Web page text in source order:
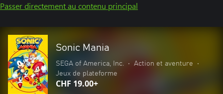
Passer directement au contenu principal
Sonic Mania
SEGA of America, Inc. • Action et aventure
•
Jeux de plateforme
CHF 19.00+